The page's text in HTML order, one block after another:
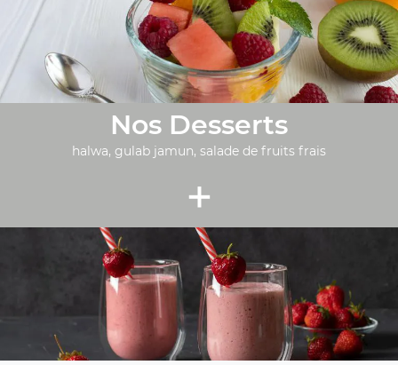
Nos Desserts
halwa, gulab jamun, salade de fruits frais
+